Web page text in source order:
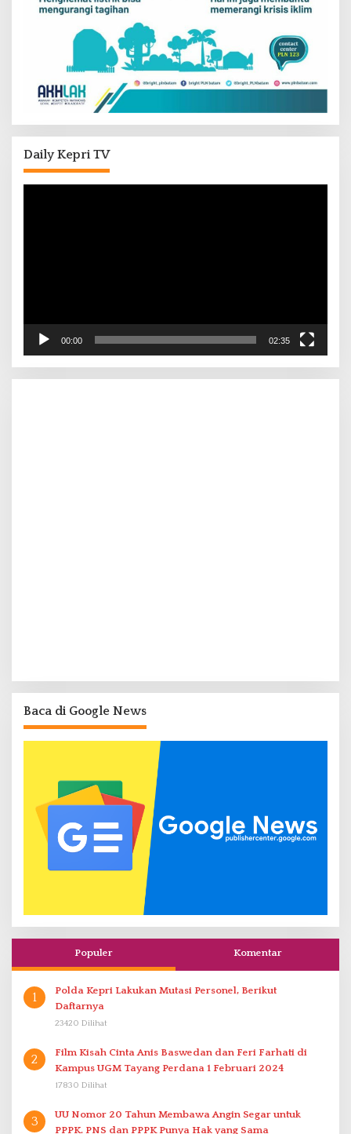
Daily Kepri TV
00:00 02:35
Baca di Google News
Populer Komentar
1
Polda Kepri Lakukan Mutasi Personel, Berikut
Daftarnya
23420 Dilihat
2
Film Kisah Cinta Anis Baswedan dan Feri Farhati di
Kampus UGM Tayang Perdana 1 Februari 2024
17830 Dilihat
3
UU Nomor 20 Tahun Membawa Angin Segar untuk
PPPK. PNS dan PPPK Punya Hak yang Sama